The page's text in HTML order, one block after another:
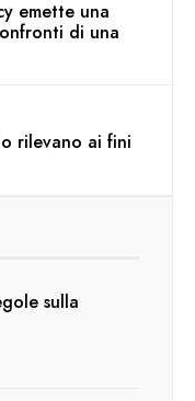
emette una
di una
rilevano ai fini
sulla